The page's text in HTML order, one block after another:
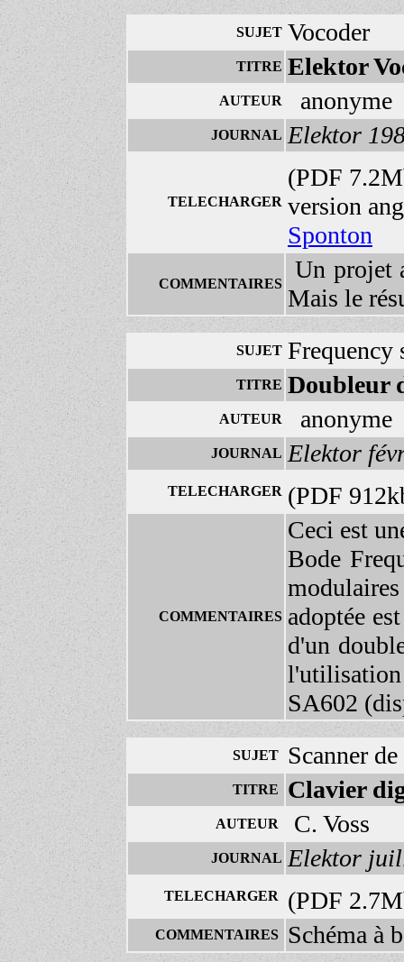
SUJET Vocoder
TITRE Elektor
AUTEUR anonyme
JOURNAL Elektor
TELECHARGER
(PDF
version
Sponton
COMMENTAIRES
Un projet
Mais le
SUJET Frequency
TITRE Doubleur
AUTEUR anonyme
JOURNAL Elektor
TELECHARGER (PDF
COMMENTAIRES
Ceci est
Bode
adoptée
d'un
SA602
SUJET Scanner
TITRE Clavier
AUTEUR C. Voss
JOURNAL Elektor
TELECHARGER (PDF
COMMENTAIRES Schéma à